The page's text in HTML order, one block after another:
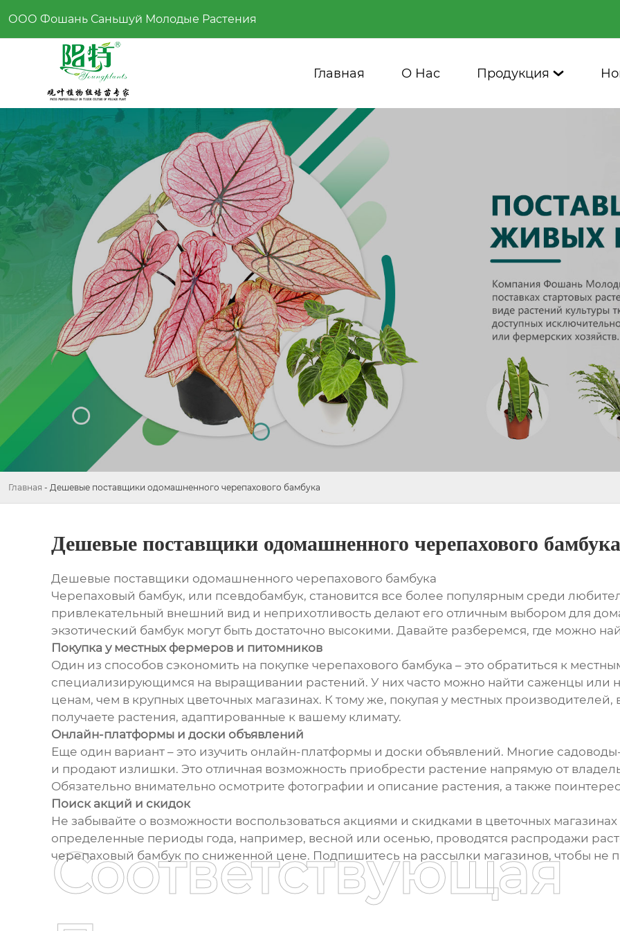
ООО Фошань Саньшуй Молодые Растения
Главная О Нас Продукция 
Главная - Дешевые поставщики одомашненного черепахового бамбука
Дешевые поставщики одомашненного черепахового бамбука
Дешевые поставщики одомашненного черепахового бамбука
Черепаховый бамбук, или псевдобамбук, становится все более популярным среди
привлекательный внешний вид и неприхотливость делают его отличным выбором для
экзотический бамбук могут быть достаточно высокими. Давайте разберемся, где можно
Покупка у местных фермеров и питомников
Один из способов сэкономить на покупке черепахового бамбука – это обратиться к
специализирующимся на выращивании растений. У них часто можно найти саженцы или
ценам, чем в крупных цветочных магазинах. К тому же, покупая у местных
получаете растения, адаптированные к вашему климату.
Онлайн-платформы и доски объявлений
Еще один вариант – это изучить онлайн-платформы и доски объявлений. Многие
и продают излишки. Это отличная возможность приобрести растение напрямую от
Обязательно внимательно осмотрите фотографии и описание растения, а также
Поиск акций и скидок
Не забывайте о возможности воспользоваться акциями и скидками в цветочных магазинах
определенные периоды года, например, весной или осенью, проводятся распродажи
черепаховый бамбук по сниженной цене. Подпишитесь на рассылки магазинов, чтобы не
Соответствующая